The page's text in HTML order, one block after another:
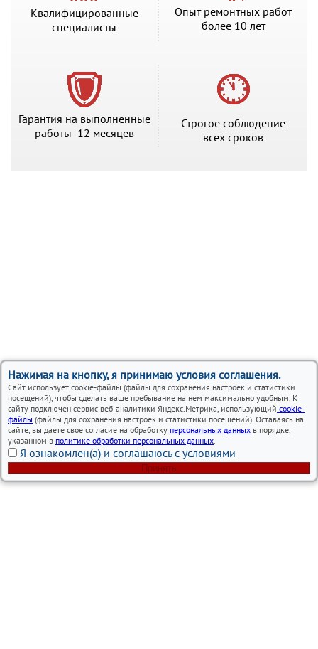
Нажимая на кнопку, я принимаю условия соглашения.
Сайт использует cookie-файлы (файлы для сохранения настроек и статистики
посещений), чтобы сделать ваше пребывание на нем максимально удобным. К
сайту подключен сервис веб-аналитики Яндекс.Метрика, использующий cookie-
файлы (файлы для сохранения настроек и статистики посещений). Оставаясь на
сайте, вы даете свое согласие на обработку персональных данных в порядке,
указанном в политике обработки персональных данных.
Я ознакомлен(а) и соглашаюсь с условиями
Принять
Квалифицированные
специалисты
Опыт ремонтных работ
более 10 лет
Гарантия на выполненные
работы 12 месяцев
Строгое соблюдение
всех сроков